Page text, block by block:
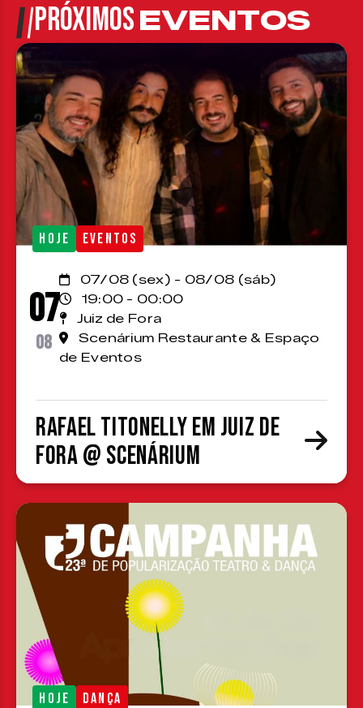
PRÓXIMOSEVENTOS
HOJE EVENTOS
07
08
07/08 (sex) - 08/08 (sáb)
19:00 - 00:00
Juiz de Fora
Scenárium Restaurante & Espaço
de Eventos
Rafael Titonelly em Juiz de
Fora @ Scenárium
HOJE DANÇA